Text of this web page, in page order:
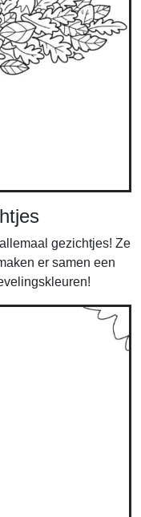
gezichtjes! Ze
er samen een